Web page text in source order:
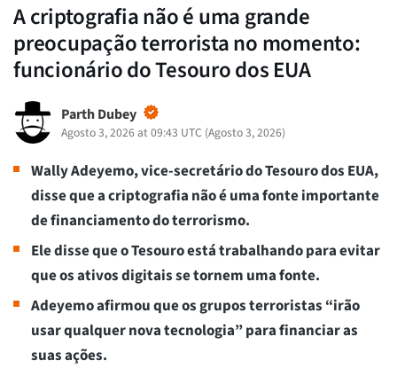
A criptografia não é uma grande
preocupação terrorista no momento:
funcionário do Tesouro dos EUA
Parth Dubey
Agosto 3, 2026 at 09:43 UTC (Agosto 3, 2026)
Wally Adeyemo, vice-secretário do Tesouro dos EUA,
disse que a criptografia não é uma fonte importante
de financiamento do terrorismo.
Ele disse que o Tesouro está trabalhando para evitar
que os ativos digitais se tornem uma fonte.
Adeyemo afirmou que os grupos terroristas “irão
usar qualquer nova tecnologia” para financiar as
suas ações.